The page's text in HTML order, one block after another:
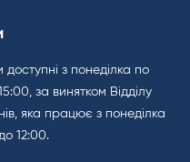
доступні з понеділка по
за винятком Відділу
яка працює з понеділка
12:00.